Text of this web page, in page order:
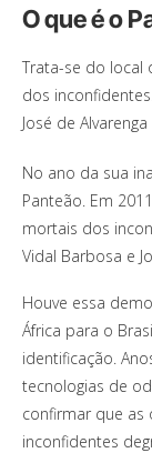
O que é o
Trata-se do local
dos
José de
No ano da sua
Panteão. Em
mortais dos
Vidal Barbosa e
Houve essa
África para o
identificação.
tecnologias de
confirmar que as
inconfidentes